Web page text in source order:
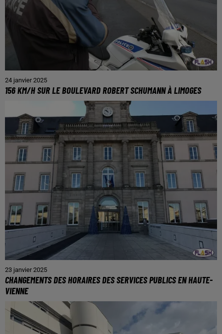
24 janvier 2025
156 KM/H SUR LE BOULEVARD ROBERT SCHUMANN À LIMOGES
23 janvier 2025
CHANGEMENTS DES HORAIRES DES SERVICES PUBLICS EN HAUTE-
VIENNE